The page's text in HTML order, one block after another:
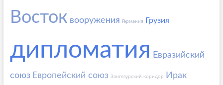
Восток вооружения Германия Грузия
дипломатия Евразийский
союз Европейский союз Зангезурский коридор Ирак